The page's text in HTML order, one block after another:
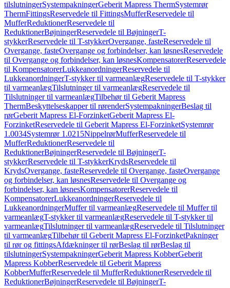
tilslutningerSystempakningerGeberit Mapress ThermSystemrør
ThermFittingsReservedele til FittingsMufferReservedele til
MufferReduktionerReservedele til
ReduktionerBøjningerReservedele til BøjningerT-
stykkerReservedele til T-stykkerOvergange, fasteReservedele til
Overgange, fasteOvergange og forbindelser, kan løsnesReservedele
til Overgange og forbindelser, kan løsnesKompensatorerReservedele
til KompensatorerLukkeanordningerReservedele til
LukkeanordningerT-stykker til varmeanlægReservedele til T-stykker
til varmeanlægTilslutninger til varmeanlægReservedele til
Tilslutninger til varmeanlægTilbehør til Geberit Mapress
ThermBeskyttelseskapper til rørenderSystempakningerBeslag til
rørGeberit Mapress El-ForzinketGeberit Mapress El-
ForzinketReservedele til Geberit Mapress El-ForzinketSystemrør
1.0034Systemrør 1.0215NippelrørMufferReservedele til
MufferReduktionerReservedele til
ReduktionerBøjningerReservedele til BøjningerT-
stykkerReservedele til T-stykkerKrydsReservedele til
KrydsOvergange, fasteReservedele til Overgange, fasteOvergange
og forbindelser, kan løsnesReservedele til Overgange og
forbindelser, kan løsnesKompensatorerReservedele til
KompensatorerLukkeanordningerReservedele til
LukkeanordningerMuffer til varmeanlægReservedele til Muffer til
varmeanlægT-stykker til varmeanlægReservedele til T-stykker til
varmeanlægTilslutninger til varmeanlægReservedele til Tilslutninger
til varmeanlægTilbehør til Geberit Mapress El-ForzinketPakninger
til rør og fittingsAfdækninger til rørBeslag til rørBeslag til
tilslutningerSystempakningerGeberit Mapress KobberGeberit
Mapress KobberReservedele til Geberit Mapress
KobberMufferReservedele til MufferReduktionerReservedele til
ReduktionerBøjningerReservedele til BøjningerT-